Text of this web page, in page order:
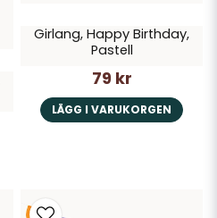
Girlang, Happy Birthday,
Pastell
79 kr
LÄGG I VARUKORGEN